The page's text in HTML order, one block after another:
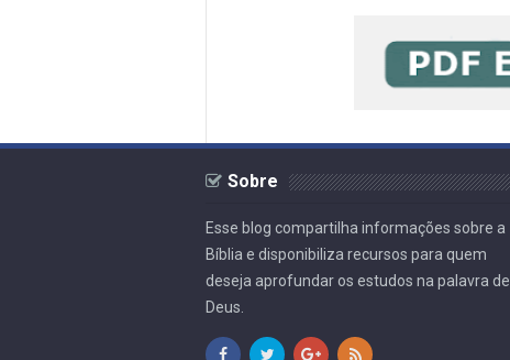
Sobre
Esse blog compartilha informações sobre a
Bíblia e disponibiliza recursos para quem
deseja aprofundar os estudos na palavra de
Deus.